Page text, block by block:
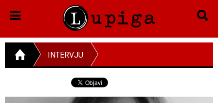
INTERVJU